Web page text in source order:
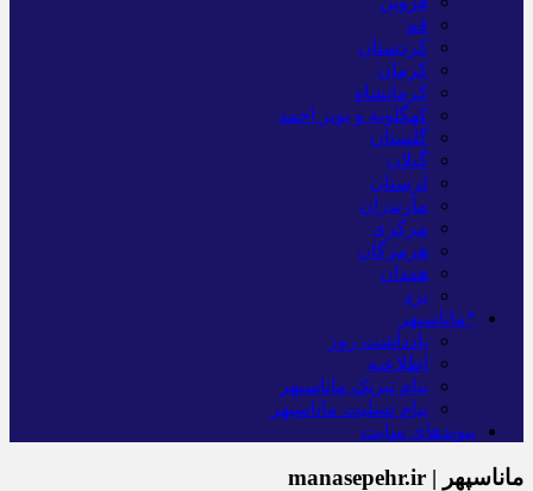
قم
کردستان
کرمان
کرمانشاه
کهگلویه و بویر احمد
گلستان
گیلان
لرستان
مازندران
مرکزی
هرمزگان
همدان
یزد
*ماناسپهر
یادداشت روز
اطلاعیه
پیام تبریک ماناسپهر
پیام تسلیت ماناسپهر
پیوندهای سایت
ماناسپهر | manasepehr.ir